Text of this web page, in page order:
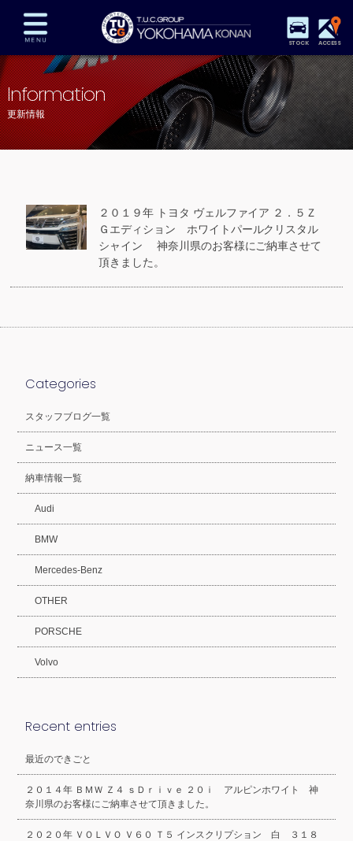
STOCK ACCESS
在庫車両情報 保証&サービス パーツリスト
TUCとは？ 店舗情報 アクセスマップ
全国納車 特別作業 注文販売
プライバシーポリシー スタッフblog 納車blog
Information
更新情報
２０１９年 トヨタ ヴェルファイア ２．５Ｚ
Ｇエディション ホワイトパールクリスタル
シャイン 神奈川県のお客様にご納車させて
頂きました。
Categories
スタッフブログ一覧
ニュース一覧
納車情報一覧
Audi
BMW
Mercedes-Benz
OTHER
PORSCHE
Volvo
Recent entries
最近のできごと
２０１４年 ＢＭＷ Ｚ４ ｓＤｒｉｖｅ ２０ｉ アルピンホワイト 神
奈川県のお客様にご納車させて頂きました。
２０２０年 ＶＯＬＶＯ Ｖ６０ Ｔ５ インスクリプション 白 ３１８